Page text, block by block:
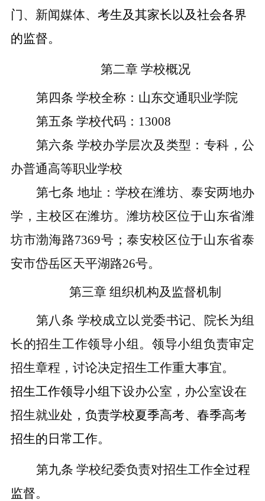
门、新闻媒体、 考生及其家长以及社会各界
的监督。
第二章学校概况
第四条 学校全称：山东交通职业学院
第五条 学校代码： 13008
第六条 学校办学层次及类型：专科，公
办普通高等职业学校
第七条 地址：学校在潍坊、泰安两地办
学，主校区在潍坊。潍坊校区位于山东省潍
坊市渤海路7369号；泰安校区位于山东省泰
安市岱岳区天平湖路26号。
第三章 组织机构及监督机制
第八条 学校成立以党委书记、院长为组
长的招生工作领导小组。领导小组负责审定
招生章程，讨论决定招生工作重大事宜。
招生工作领导小组下设办公室， 办公室设在
招生就业处 ，负责学校夏季高考、春季高考
招生的日常工作。
第九条 学校纪委负责对招生工作全过程
监督。